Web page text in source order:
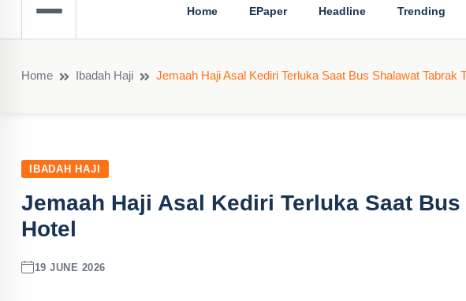
Home EPaper Headline Trending
Home Ibadah Haji Jemaah Haji Asal Kediri Terluka Saat Bus Shalawat Tabrak
IBADAH HAJI
Jemaah Haji Asal Kediri Terluka Saat
Hotel
19 JUNE 2026